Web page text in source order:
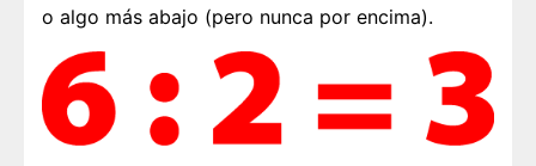
o algo más abajo (pero nunca por encima).